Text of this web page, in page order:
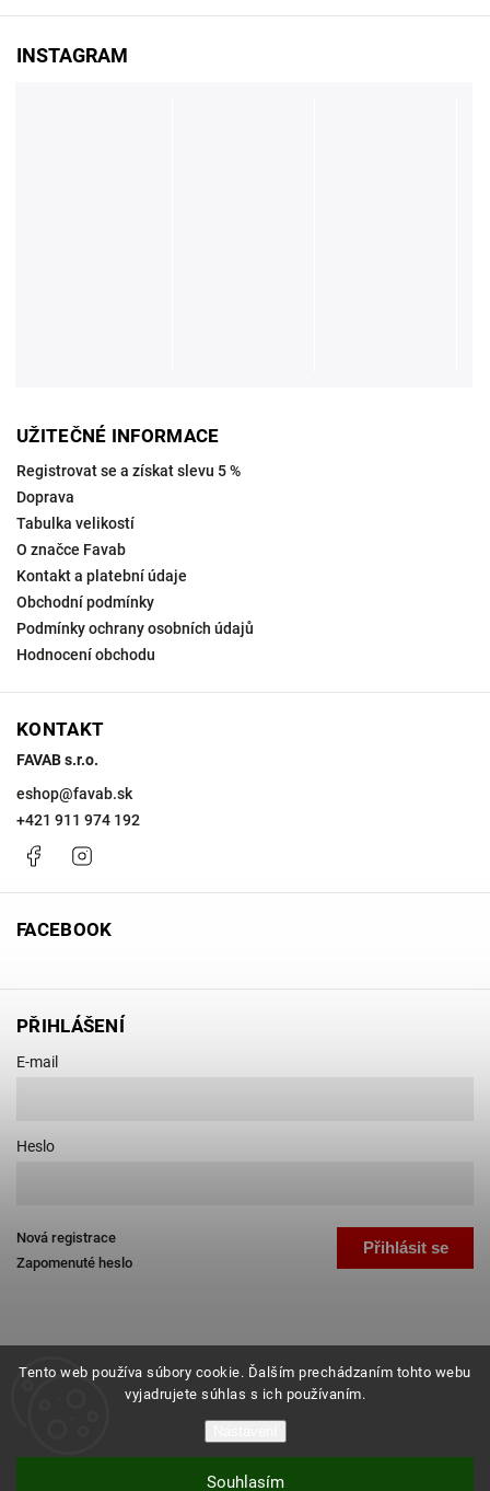
Tento web používa súbory cookie. Ďalším prechádzaním tohto webu
vyjadrujete súhlas s ich používaním.
Souhlasím
UŽITEČNÉ INFORMACE
Registrovat se a získat slevu 5 %
Doprava
Tabulka velikostí
O značce Favab
Kontakt a platební údaje
Obchodní podmínky
Podmínky ochrany osobních údajů
Hodnocení obchodu
KONTAKT
FAVAB s.r.o.
eshop@favab.sk
+421 911 974 192
Facebook
FACEBOOK
INSTAGRAM
PŘIHLÁŠENÍ
E-mail
Heslo
Přihlásit se
Nová registrace
Zapomenuté heslo
Vytvořil Shoptet
Favab.cz. Všechna práva vyhrazena.
Grafický návrh vytvořil a nakódoval